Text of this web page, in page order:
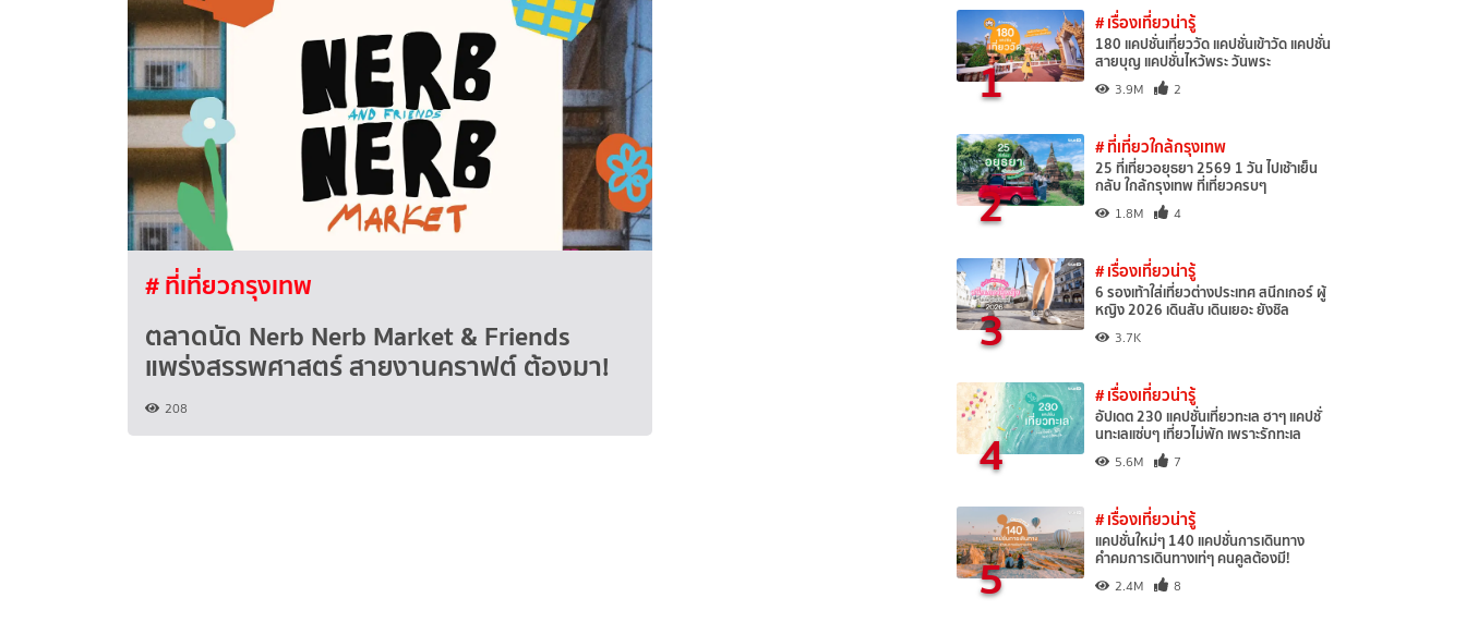
# ที่เที่ยวกรุงเทพ
ตลาดนัด Nerb Nerb Market & Friends
แพร่งสรรพศาสตร์ สายงานคราฟต์ ต้องมา!
208
1
# เรื่องเที่ยวน่ารู้
180 แคปชั่นเที่ยววัด แคปชั่นเข้าวัด แคปชั่น
สายบุญ แคปชั่นไหว้พระ วันพระ
3.9M 2
2
# ที่เที่ยวใกล้กรุงเทพ
25 ที่เที่ยวอยุธยา 2569 1 วัน ไปเช้าเย็น
กลับ ใกล้กรุงเทพ ที่เที่ยวครบๆ
1.8M 4
3
# เรื่องเที่ยวน่ารู้
6 รองเท้าใส่เที่ยวต่างประเทศ สนีกเกอร์ ผู้
หญิง 2026 เดินสับ เดินเยอะ ยังชิล
3.7K
4
# เรื่องเที่ยวน่ารู้
อัปเดต 230 แคปชั่นเที่ยวทะเล ฮาๆ แคปชั่
นทะเลแซ่บๆ เที่ยวไม่พัก เพราะรักทะเล
5.6M 7
5
# เรื่องเที่ยวน่ารู้
แคปชั่นใหม่ๆ 140 แคปชั่นการเดินทาง
คำคมการเดินทางเท่ๆ คนคูลต้องมี!
2.4M 8